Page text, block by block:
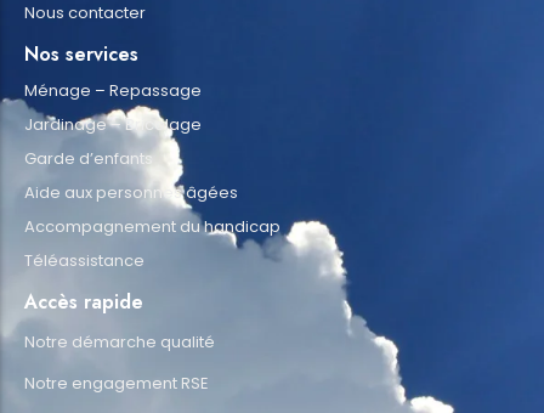
Nous contacter
Nos services
Ménage – Repassage
Jardinage – Bricolage
Garde d’enfants
Aide aux personnes âgées
Accompagnement du handicap
Téléassistance
Accès rapide
Notre démarche qualité
Notre engagement RSE